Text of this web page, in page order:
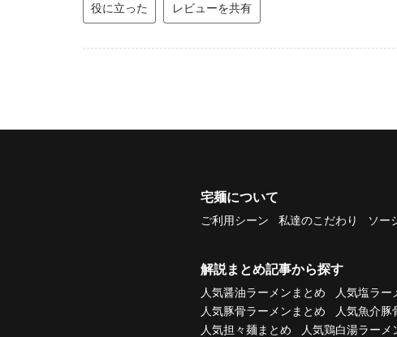
役に立った レビューを共有
宅麺について
ご利用シーン 私達のこだわり ソー
解説まとめ記事から探す
人気醤油ラーメンまとめ 人気塩ラー
人気豚骨ラーメンまとめ
人気魚介豚
人気担々麺まとめ
人気鶏白湯ラーメ